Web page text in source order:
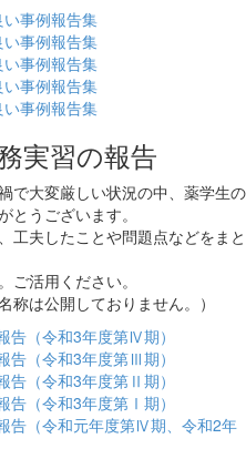
事例報告集
事例報告集
事例報告集
事例報告集
事例報告集
実習の報告
で大変厳しい状況の中、薬学生の
うございます。
工夫したことや問題点などをまと
活用ください。
称は公開しておりません。）
告（令和3年度第Ⅳ期）
告（令和3年度第Ⅲ期）
告（令和3年度第Ⅱ期）
告（令和3年度第Ⅰ期）
告（令和元年度第Ⅳ期、令和2年